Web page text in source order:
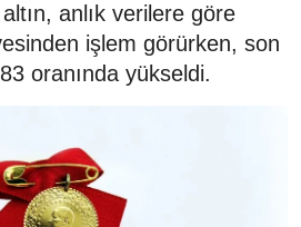
anlık verilere göre
işlem görürken, son
oranında yükseldi.